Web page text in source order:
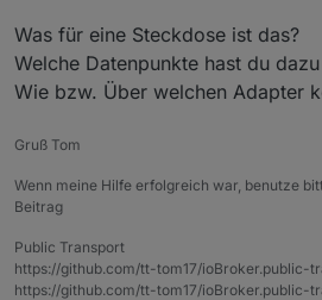
Smart plugs schalte. Das
Tasmota.
Habe unter "Gerät
verschiedene
Was für eine Steckdose ist das?
Welche Datenpunkte hast du
Wie bzw. Über welchen Adapter
Gruß Tom
Wenn meine Hilfe erfolgreich war, benutze
Beitrag
Public Transport
https://github.com/tt-tom17/ioBroker.public-
https://github.com/tt-tom17/ioBroker.public-